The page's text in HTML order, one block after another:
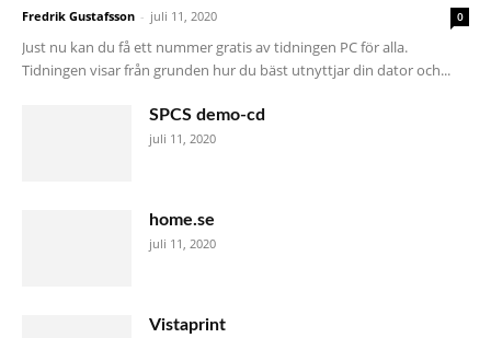
Fredrik Gustafsson - juli 11, 2020 0
Just nu kan du få ett nummer gratis av tidningen PC för alla.
Tidningen visar från grunden hur du bäst utnyttjar din dator och...
SPCS demo-cd
juli 11, 2020
home.se
juli 11, 2020
Vistaprint